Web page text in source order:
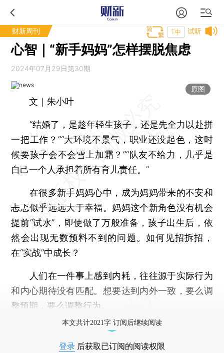
财新周刊 试听
T中
心智｜“新手妈妈”怎样摆脱焦虑
2024年07月29日第30期
原图
文｜朱小叶
“结婚了，是趁年轻生孩子，还是先全力以赴拼
一把工作？”“大环境不景气，职业还没起色，这时
候要孩子会不会雪上加霜？”“队友不给力，几乎是
自己一个人承担着所有育儿责任。”
在很多新手妈妈心中，成为妈妈带来的不安和
忐忑似乎远远大于幸福。妈妈这个新角色没有机会
提前“试水”，即使做了万般准备，孩子出生后，依
然会出现无数预料不到的问题。如何见招拆招，
在“实战”中成长？
人们在一件事上感到内耗，往往源于实际行为
和内心期待没有匹配。想要达到内外一致，要么调
整预期，要么调整行为。
本文共计2021字 订阅后继续阅读
登录 后获取已订阅的阅读权限